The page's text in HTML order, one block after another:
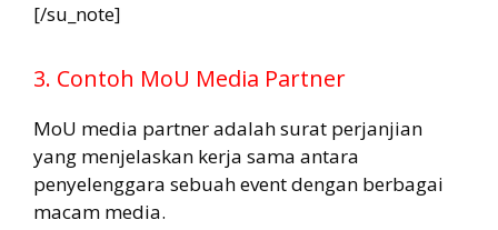
[/su_note]
3. Contoh MoU Media Partner
MoU media partner adalah surat perjanjian
yang menjelaskan kerja sama antara
penyelenggara sebuah event dengan berbagai
macam media.